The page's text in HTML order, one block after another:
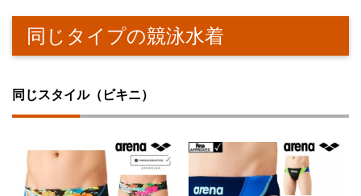
同じタイプの競泳水着
同じスタイル（ビキニ）